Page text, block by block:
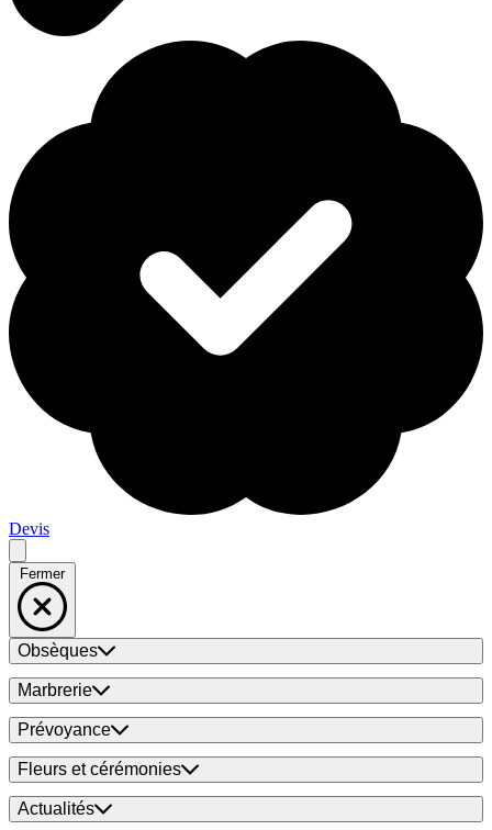
Devis
Fermer
Obsèques
Marbrerie
Prévoyance
Fleurs et cérémonies
Actualités